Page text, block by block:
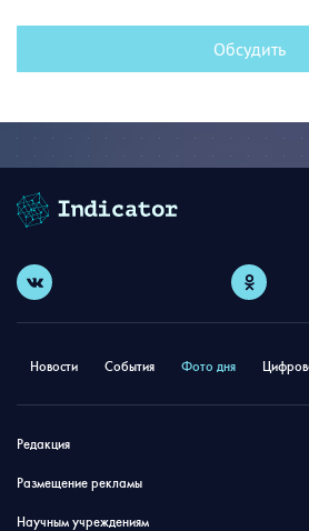
Обсудить
Новости События Фото дня
Редакция
Размещение рекламы
Научным учреждениям